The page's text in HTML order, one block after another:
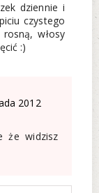
dziennie i
czystego
włosy
:)
2012
że widzisz